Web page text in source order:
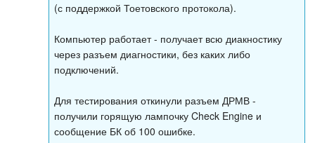
(с поддержкой Тоетовского протокола).
Компьютер работает - получает всю диакностику
через разъем диагностики, без каких либо
подключений.
Для тестирования откинули разъем ДРМВ -
получили горящую лампочку Check Engine и
сообщение БК об 100 ошибке.